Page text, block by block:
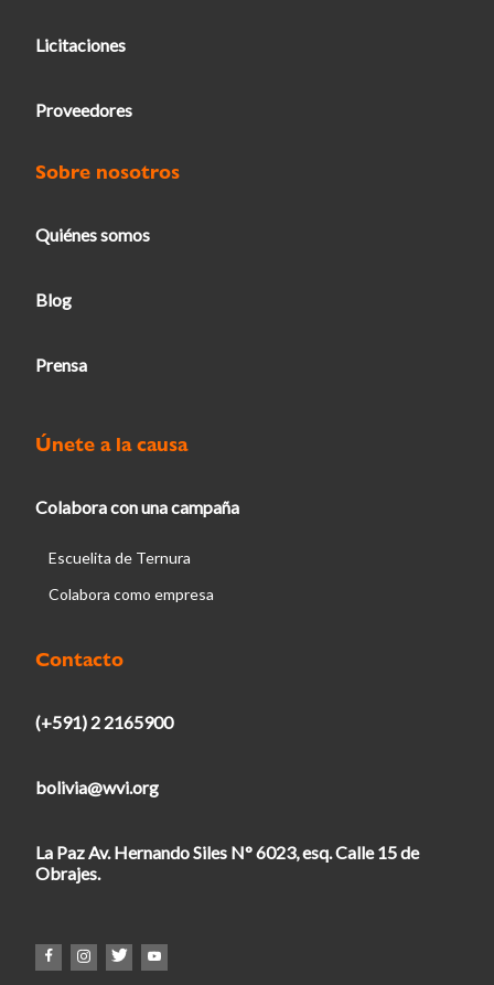
Licitaciones
Proveedores
Sobre nosotros
Quiénes somos
Blog
Prensa
Únete a la causa
Colabora con una campaña
Escuelita de Ternura
Colabora como empresa
Contacto
(+591) 2 2165900
bolivia@wvi.org
La Paz Av. Hernando Siles N° 6023, esq. Calle 15 de
Obrajes.